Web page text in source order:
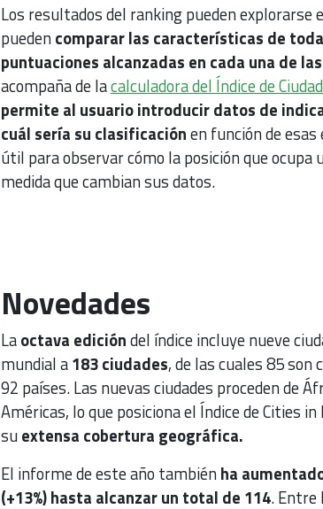
Los resultados del ranking pueden explorarse
puedencomparar las características de
puntuaciones alcanzadas en cada una de
acompaña de lacalculadora del Índice de
permite al usuario introducir datos de
cuál sería su clasificaciónen función de
útil para observar cómo la posición que ocupa
medida que cambian sus datos.
Novedades
Laoctava edicióndel índice incluye nueve
mundial a183 ciudades, de las cuales 85 son
92 países. Las nuevas ciudades proceden de
Américas, lo que posiciona el Índice de Cities
suextensa cobertura geográfica.
El informe de este año tambiénha
(+13%) hasta alcanzar un total de 114. Entre